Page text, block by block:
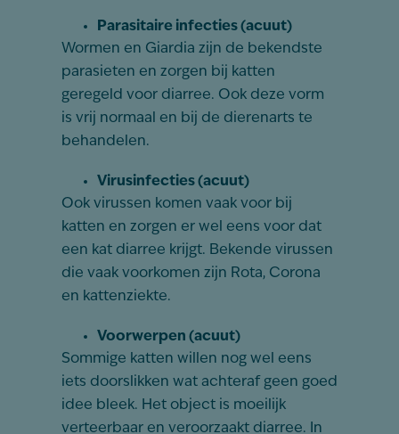
Parasitaire infecties (acuut)
Wormen en Giardia zijn de bekendste
parasieten en zorgen bij katten
geregeld voor diarree. Ook deze vorm
is vrij normaal en bij de dierenarts te
behandelen.
Virusinfecties (acuut)
Ook virussen komen vaak voor bij
katten en zorgen er wel eens voor dat
een kat diarree krijgt. Bekende virussen
die vaak voorkomen zijn Rota, Corona
en kattenziekte.
Voorwerpen (acuut)
Sommige katten willen nog wel eens
iets doorslikken wat achteraf geen goed
idee bleek. Het object is moeilijk
verteerbaar en veroorzaakt diarree. In